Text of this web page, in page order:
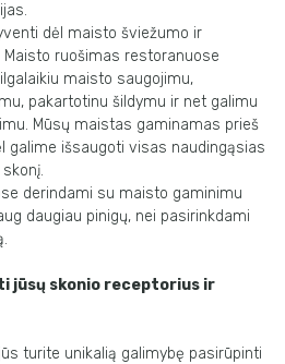
dėl maisto šviežumo ir
ruošimas restoranuose
maisto saugojimu,
pakartotinu šildymu ir net galimu
Mūsų maistas gaminamas prieš
galime išsaugoti visas naudingąsias
derindami su maisto gaminimu
daugiau pinigų, nei pasirinkdami
jūsų skonio receptorius ir
turite unikalią galimybę pasirūpinti